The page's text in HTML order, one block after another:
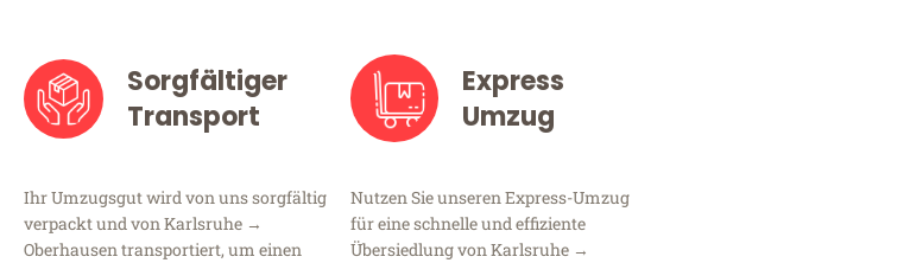
Sorgfältiger
Transport
Ihr Umzugsgut wird von uns sorgfältig
verpackt und von Karlsruhe →
Oberhausen transportiert, um einen
Express
Umzug
Nutzen Sie unseren Express-Umzug
für eine schnelle und effiziente
Übersiedlung von Karlsruhe →